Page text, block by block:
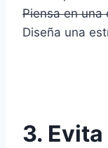
Piensa en
Diseña una
3.